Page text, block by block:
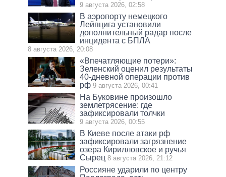
9 августа 2026, 02:58
В аэропорту немецкого
Лейпцига установили
дополнительный радар после
инцидента с БПЛА
8 августа 2026, 20:08
«Впечатляющие потери»:
Зеленский оценил результаты
40-дневной операции против
рф 9 августа 2026, 00:41
На Буковине произошло
землетрясение: где
зафиксировали толчки
9 августа 2026, 00:55
В Киеве после атаки рф
зафиксировали загрязнение
озера Кирилловское и ручья
Сырец 8 августа 2026, 21:12
Россияне ударили по центру